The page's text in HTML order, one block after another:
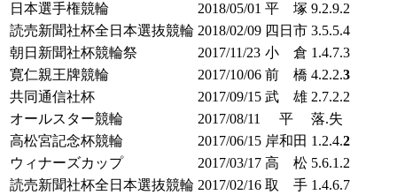
日本選手権競輪
2018/05/01 平 塚 9.2.9.2
読売新聞社杯全日本選抜競輪 2018/02/09 四日市 3.5.5.4
朝日新聞社杯競輪祭
2017/11/23 小 倉 1.4.7.3
寛仁親王牌競輪
2017/10/06 前 橋 4.2.2.3
共同通信社杯
2017/09/15 武 雄 2.7.2.2
オールスター競輪
2017/08/11 平
落.失
高松宮記念杯競輪
2017/06/15 岸和田 1.2.4.2
ウィナーズカップ
2017/03/17 高 松 5.6.1.2
読売新聞社杯全日本選抜競輪 2017/02/16 取 手 1.4.6.7